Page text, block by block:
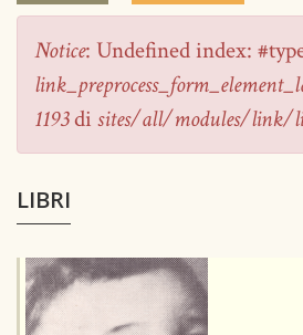
Messaggio
di
errore
Notice: Undefined index:
1193di sites/all/modules/link/
LIBRI